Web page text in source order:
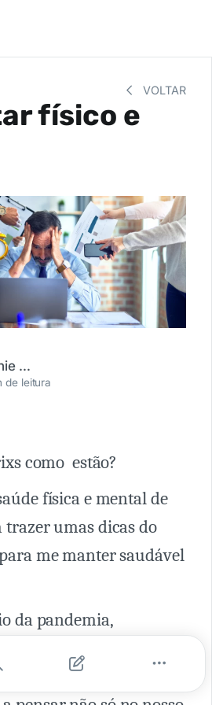
VOLTAR
físico e
Esthephannie Cavalcanti
de leitura
como estão?
física e mental de
trazer umas dicas do
me manter saudável
da pandemia,
psicológica. Então